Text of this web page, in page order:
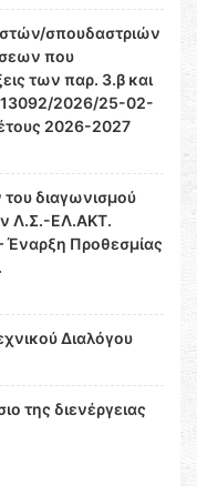
σπουδαστριών
που
των παρ. 3.β και
13092/2026/25-02-
2026-2027
διαγωνισμού
Λ.Σ.-ΕΛ.ΑΚΤ.
Έναρξη Προθεσμίας
Διαλόγου
της διενέργειας